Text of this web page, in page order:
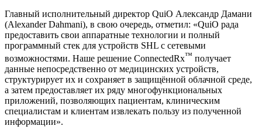
Главный исполнительный директор QuiO Александр Дамани
(Alexander Dahmani), в свою очередь, отметил: «QuiO рада
предоставить свои аппаратные технологии и полный
программный стек для устройств SHL с сетевыми
возможностями. Наше решение ConnectedRx™ получает
данные непосредственно от медицинских устройств,
структурирует их и сохраняет в защищённой облачной среде,
а затем предоставляет их ряду многофункциональных
приложений, позволяющих пациентам, клиническим
специалистам и клиентам извлекать пользу из полученной
информации».